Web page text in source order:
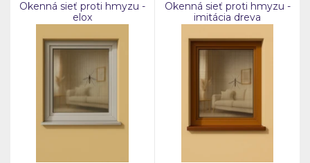
Okenná sieť proti hmyzu -
elox
Okenná sieť proti hmyzu -
imitácia dreva